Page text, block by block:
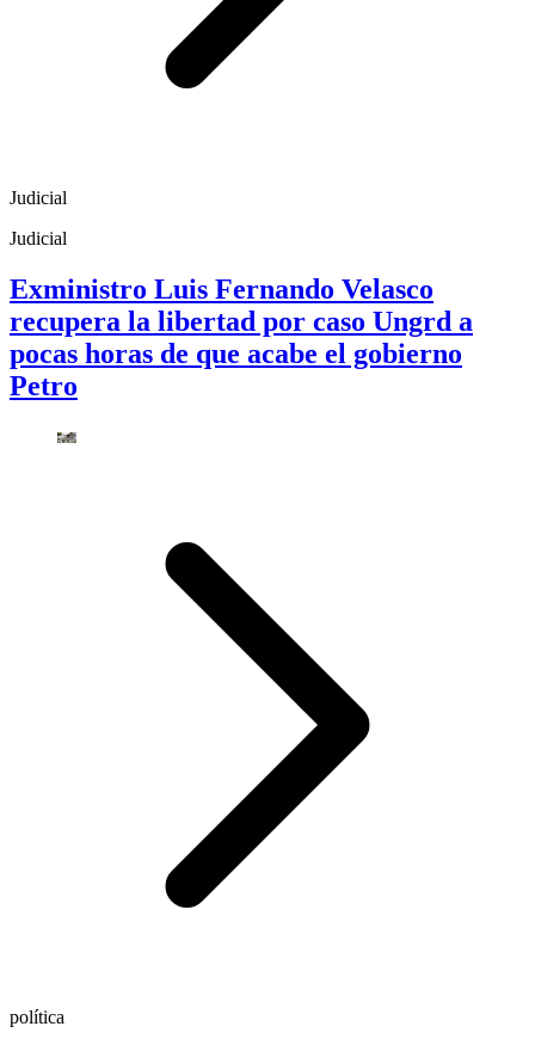
Judicial
Judicial
Exministro Luis Fernando Velasco
recupera la libertad por caso Ungrd a
pocas horas de que acabe el gobierno
Petro
política